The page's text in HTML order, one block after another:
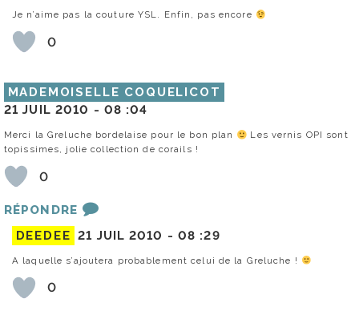
Je n’aime pas la couture YSL. Enfin, pas encore
0
MADEMOISELLE COQUELICOT
21 JUIL 2010 - 08 :04
Merci la Greluche bordelaise pour le bon plan
Les vernis OPI sont
topissimes, jolie collection de corails !
0
RÉPONDRE
DEEDEE 21 JUIL 2010 - 08 :29
A laquelle s’ajoutera probablement celui de la Greluche !
0